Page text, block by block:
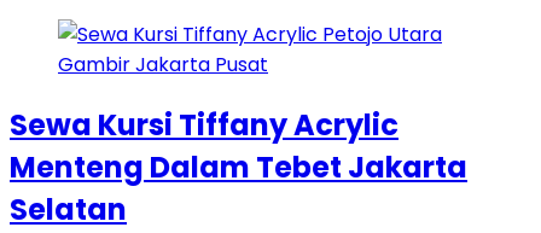
Sewa Kursi Tiffany Acrylic
Menteng Dalam Tebet Jakarta
Selatan